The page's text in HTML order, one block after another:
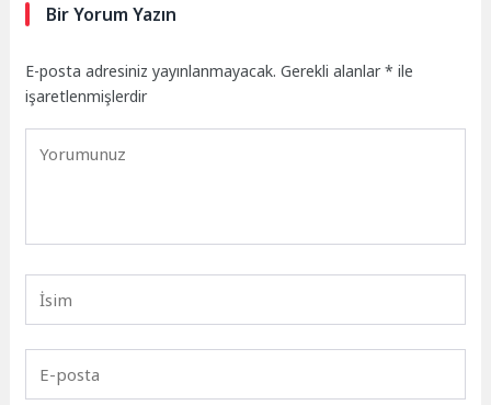
Bir Yorum Yazın
E-posta adresiniz yayınlanmayacak. Gerekli alanlar* ile
işaretlenmişlerdir